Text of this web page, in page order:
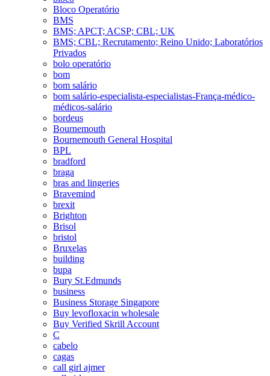
Bloco Operatório
BMS
BMS; APCT; ACSP; CBL; UK
BMS; CBL; Recrutamento; Reino Unido; Laboratórios
Privados
bolo operatório
bom
bom salário
bom salário-especialista-especialistas-França-médico-
médicos-salário
bordeus
Bournemouth
Bournemouth General Hospital
BPL
bradford
braga
bras and lingeries
Bravemind
brexit
Brighton
Brisol
bristol
Bruxelas
building
bupa
Bury St.Edmunds
business
Business Storage Singapore
Buy levofloxacin wholesale
Buy Verified Skrill Account
C
cabelo
cagas
call girl ajmer